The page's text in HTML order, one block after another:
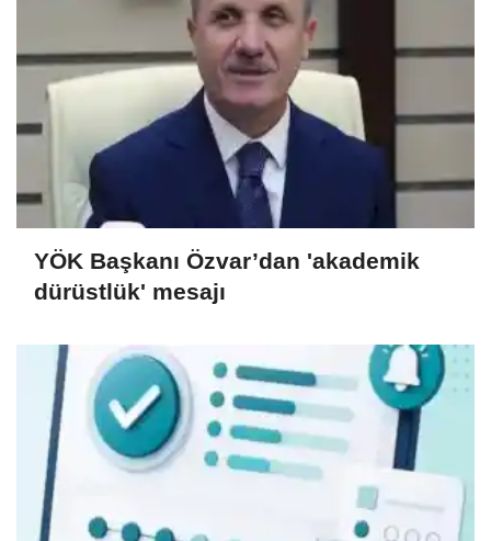
YÖK Başkanı Özvar’dan 'akademik
dürüstlük' mesajı